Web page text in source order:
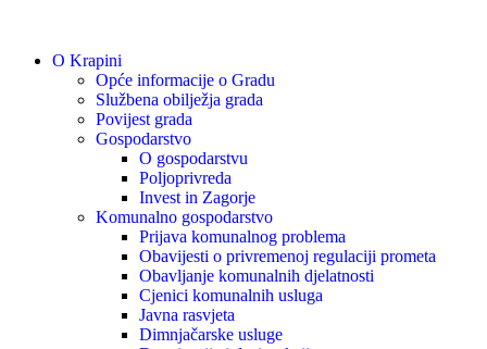
O Krapini
Opće informacije o Gradu
Službena obilježja grada
Povijest grada
Gospodarstvo
O gospodarstvu
Poljoprivreda
Invest in Zagorje
Komunalno gospodarstvo
Prijava komunalnog problema
Obavijesti o privremenoj regulaciji prometa
Obavljanje komunalnih djelatnosti
Cjenici komunalnih usluga
Javna rasvjeta
Dimnjačarske usluge